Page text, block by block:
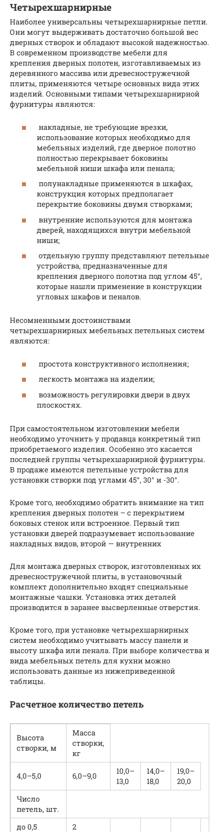
Четырехшарнирные
Наиболее универсальны четырехшарнирные петли.
Они могут выдерживать достаточно большой вес
дверных створок и обладают высокой надежностью.
В современном производстве мебели для
крепления дверных полотен, изготавливаемых из
деревянного массива или древесностружечной
плиты, применяются четыре основных вида этих
изделий. Основными типами четырехшарнирной
фурнитуры являются:
накладные, не требующие врезки,
использование которых необходимо для
мебельных изделий, где дверное полотно
полностью перекрывает боковины
мебельной ниши шкафа или пенала;
полунакладные применяются в шкафах,
конструкция которых предполагает
перекрытие боковины двумя створками;
внутренние используются для монтажа
дверей, находящихся внутри мебельной
ниши;
отдельную группу представляют петельные
устройства, предназначенные для
крепления дверного полотна под углом 45°,
которые нашли применение в конструкции
угловых шкафов и пеналов.
Несомненными достоинствами
четырехшарнирных мебельных петельных систем
являются:
простота конструктивного исполнения;
легкость монтажа на изделии;
возможность регулировки двери в двух
плоскостях.
При самостоятельном изготовлении мебели
необходимо уточнить у продавца конкретный тип
приобретаемого изделия. Особенно это касается
последней группы четырехшарнирной фурнитуры.
В продаже имеются петельные устройства для
установки створки под углами 45°, 30° и -30°.
Кроме того, необходимо обратить внимание на тип
крепления дверных полотен – с перекрытием
боковых стенок или встроенное. Первый тип
установки дверей подразумевает использование
накладных видов, второй — внутренних
Для монтажа дверных створок, изготовленных их
древесностружечной плиты, в установочный
комплект дополнительно входят специальные
монтажные чашки. Установка этих деталей
производится в заранее высверленные отверстия.
Кроме того, при установке четырехшарнирных
систем необходимо учитывать массу панели и
высоту шкафа или пенала. При выборе количества и
вида мебельных петель для кухни можно
использовать данные из нижеприведенной
таблицы.
Расчетное количество петель
Высота
створки, м
Масса
створки,
кг
4,0–5,0 6,0–9,0
10,0–
13,0
14,0–
18,0
19,0–
20,0
Число
петель, шт.
до 0,5
2